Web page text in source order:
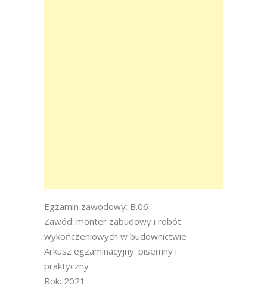
Egzamin zawodowy: B.06
Zawód: monter zabudowy i robót
wykończeniowych w budownictwie
Arkusz egzaminacyjny: pisemny i
praktyczny
Rok: 2021